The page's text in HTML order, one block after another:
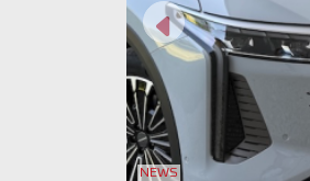
NEWS